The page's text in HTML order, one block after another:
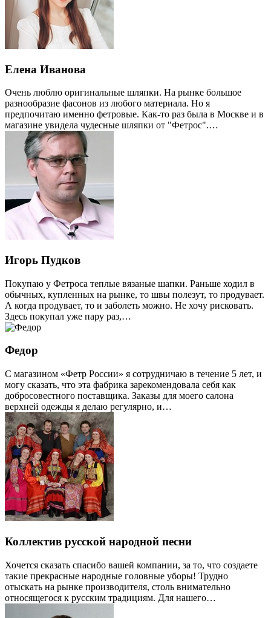
Елена Иванова
Очень люблю оригинальные шляпки. На рынке большое
разнообразие фасонов из любого материала. Но я
предпочитаю именно фетровые. Как-то раз была в Москве и в
магазине увидела чудесные шляпки от "Фетрос".…
Игорь Пудков
Покупаю у Фетроса теплые вязаные шапки. Раньше ходил в
обычных, купленных на рынке, то швы полезут, то продувает.
А когда продувает, то и заболеть можно. Не хочу рисковать.
Здесь покупал уже пару раз,…
Федор
С магазином «Фетр России» я сотрудничаю в течение 5 лет, и
могу сказать, что эта фабрика зарекомендовала себя как
добросовестного поставщика. Заказы для моего салона
верхней одежды я делаю регулярно, и…
Коллектив русской народной песни
Хочется сказать спасибо вашей компании, за то, что создаете
такие прекрасные народные головные уборы! Трудно
отыскать на рынке производителя, столь внимательно
относящегося к русским традициям. Для нашего…